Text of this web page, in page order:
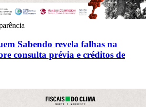
Sabendo revela falhas na
consulta prévia e créditos de